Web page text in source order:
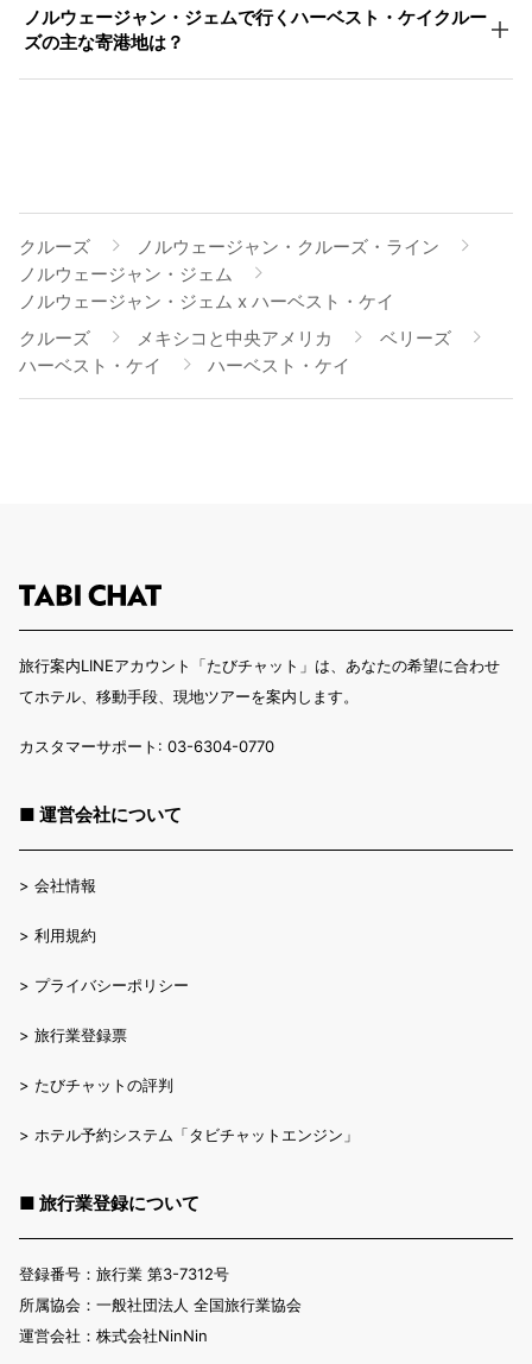
ノルウェージャン・ジェムで行くハーベスト・ケイクルー
ズの主な寄港地は？
クルーズ
ノルウェージャン・クルーズ・ライン
ノルウェージャン・ジェム
ノルウェージャン・ジェム x ハーベスト・ケイ
クルーズ
メキシコと中央アメリカ
ベリーズ
ハーベスト・ケイ
ハーベスト・ケイ
旅行案内LINEアカウント「たびチャット」は、あなたの希望に合わせ
てホテル、移動手段、現地ツアーを案内します。
カスタマーサポート: 03-6304-0770
■ 運営会社について
> 会社情報
> 利用規約
> プライバシーポリシー
> 旅行業登録票
> たびチャットの評判
> ホテル予約システム「タビチャットエンジン」
■ 旅行業登録について
登録番号：旅行業 第3-7312号
所属協会：一般社団法人 全国旅行業協会
運営会社：株式会社NinNin